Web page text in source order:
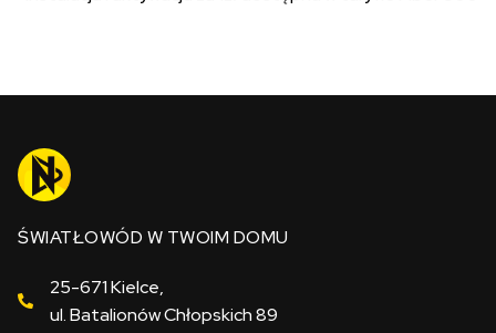
ŚWIATŁOWÓD W TWOIM DOMU
25-671 Kielce,
ul. Batalionów Chłopskich 89